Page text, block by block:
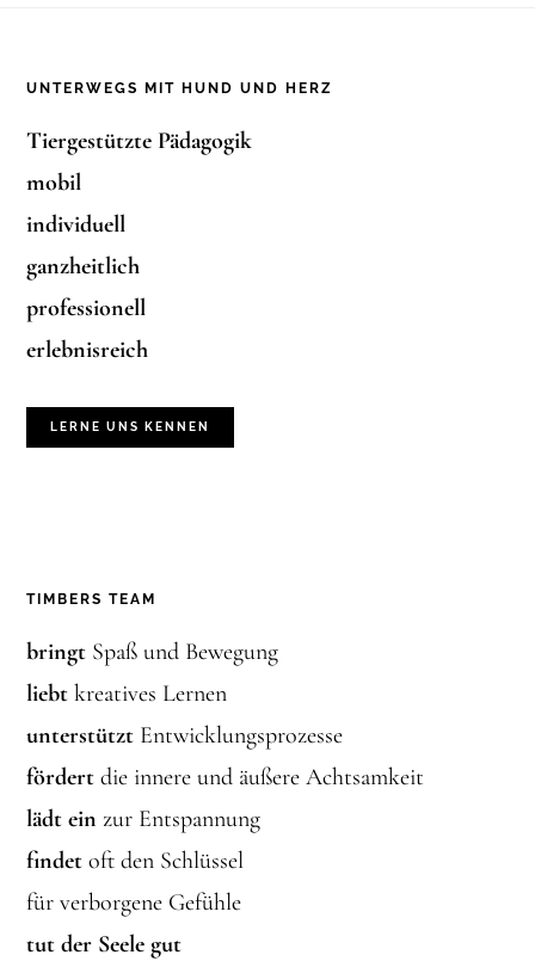
UNTERWEGS MIT HUND UND HERZ
Tiergestützte Pädagogik
mobil
individuell
ganzheitlich
professionell
erlebnisreich
LERNE UNS KENNEN
TIMBERS TEAM
bringt Spaß und Bewegung
liebt kreatives Lernen
unterstützt Entwicklungsprozesse
fördert die innere und äußere Achtsamkeit
lädt ein zur Entspannung
findet oft den Schlüssel
für verborgene Gefühle
tut der Seele gut